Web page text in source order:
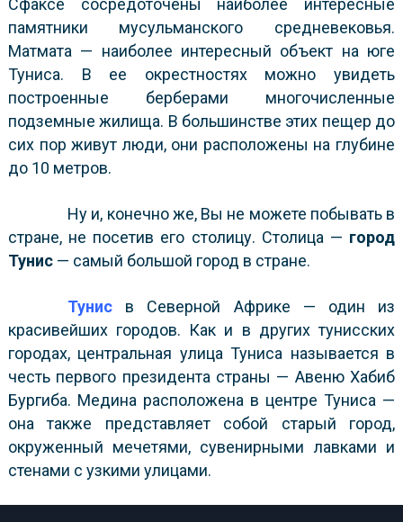
Сфаксе сосредоточены наиболее интересные
памятники мусульманского средневековья.
Матмата — наиболее интересный объект на юге
Туниса. В ее окрестностях можно увидеть
построенные берберами многочисленные
подземные жилища. В большинстве этих пещер до
сих пор живут люди, они расположены на глубине
до 10 метров.
Ну и, конечно же, Вы не можете побывать в
стране, не посетив его столицу. Столица — город
Тунис— самый большой город в стране.
Тунис в Северной Африке — один из
красивейших городов. Как и в других тунисских
городах, центральная улица Туниса называется в
честь первого президента страны — Авеню Хабиб
Бургиба. Медина расположена в центре Туниса —
она также представляет собой старый город,
окруженный мечетями, сувенирными лавками и
стенами с узкими улицами.